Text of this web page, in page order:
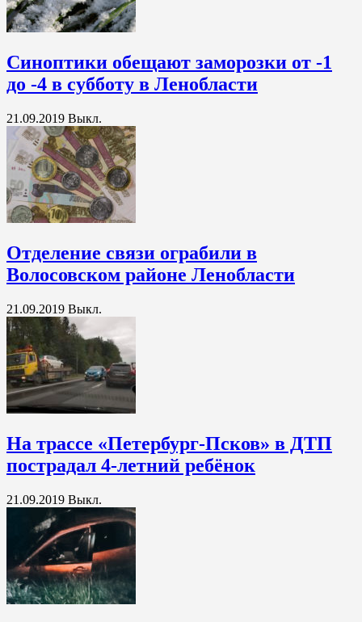
Синоптики обещают заморозки от -1
до -4 в субботу в Ленобласти
21.09.2019 Выкл.
Отделение связи ограбили в
Волосовском районе Ленобласти
21.09.2019 Выкл.
На трассе «Петербург-Псков» в ДТП
пострадал 4-летний ребёнок
21.09.2019 Выкл.